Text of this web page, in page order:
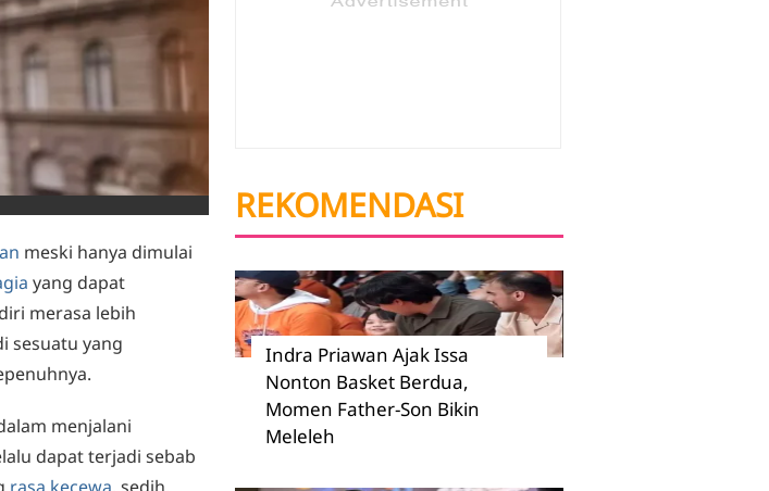
meski hanya dimulai
yang dapat
merasa lebih
sesuatu yang
menjalani
dapat terjadi sebab
REKOMENDASI
Indra Priawan Ajak Issa
Nonton Basket Berdua,
Momen Father-Son Bikin
Meleleh